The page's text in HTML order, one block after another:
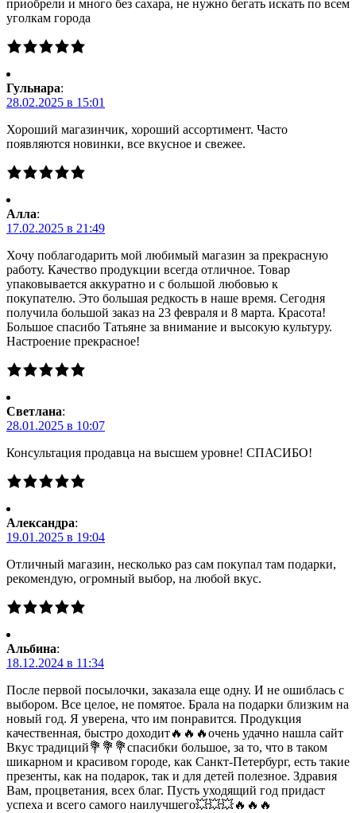
приобрели и много без сахара, не нужно бегать искать по всем
уголкам города
Гульнара:
28.02.2025 в 15:01
Хороший магазинчик, хороший ассортимент. Часто
появляются новинки, все вкусное и свежее.
Алла:
17.02.2025 в 21:49
Хочу поблагодарить мой любимый магазин за прекрасную
работу. Качество продукции всегда отличное. Товар
упаковывается аккуратно и с большой любовью к
покупателю. Это большая редкость в наше время. Сегодня
получила большой заказ на 23 февраля и 8 марта. Красота!
Большое спасибо Татьяне за внимание и высокую культуру.
Настроение прекрасное!
Светлана:
28.01.2025 в 10:07
Консультация продавца на высшем уровне! СПАСИБО!
Александра:
19.01.2025 в 19:04
Отличный магазин, несколько раз сам покупал там подарки,
рекомендую, огромный выбор, на любой вкус.
Альбина:
18.12.2024 в 11:34
После первой посылочки, заказала еще одну. И не ошиблась с
выбором. Все целое, не помятое. Брала на подарки близким на
новый год. Я уверена, что им понравится. Продукция
качественная, быстро доходит🔥🔥🔥очень удачно нашла сайт
Вкус традиций💐💐💐спасибки большое, за то, что в таком
шикарном и красивом городе, как Санкт-Петербург, есть такие
презенты, как на подарок, так и для детей полезное. Здравия
Вам, процветания, всех благ. Пусть уходящий год придаст
успеха и всего самого наилучшего💥💥💥🔥🔥🔥